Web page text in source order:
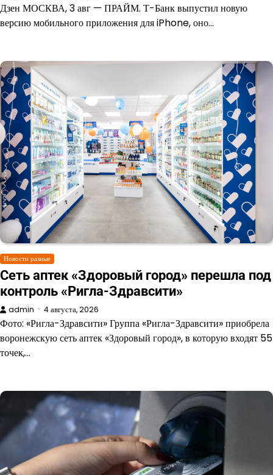
Дзен МОСКВА, 3 авг — ПРАЙМ. Т-Банк выпустил новую
версию мобильного приложения для iPhone, оно…
Новости разные
Сеть аптек «Здоровый город» перешла под
контроль «Ригла-Здравсити»
admin 4 августа, 2026
Фото: «Ригла-Здравсити» Группа «Ригла-Здравсити» приобрела
воронежскую сеть аптек «Здоровый город», в которую входят 55
точек,…